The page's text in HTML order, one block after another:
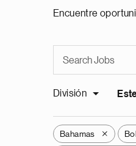
Encuentre
División
Bahamas X